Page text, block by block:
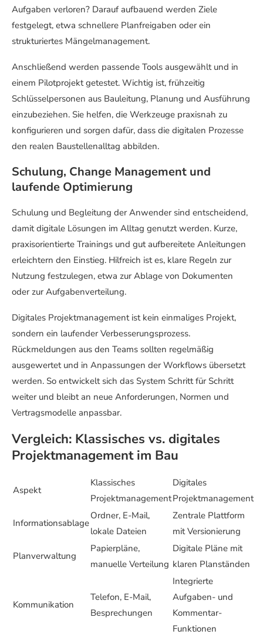
Aufgaben verloren? Darauf aufbauend werden Ziele
festgelegt, etwa schnellere Planfreigaben oder ein
strukturiertes Mängelmanagement.
Anschließend werden passende Tools ausgewählt und in
einem Pilotprojekt getestet. Wichtig ist, frühzeitig
Schlüsselpersonen aus Bauleitung, Planung und Ausführung
einzubeziehen. Sie helfen, die Werkzeuge praxisnah zu
konfigurieren und sorgen dafür, dass die digitalen Prozesse
den realen Baustellenalltag abbilden.
Schulung, Change Management und
laufende Optimierung
Schulung und Begleitung der Anwender sind entscheidend,
damit digitale Lösungen im Alltag genutzt werden. Kurze,
praxisorientierte Trainings und gut aufbereitete Anleitungen
erleichtern den Einstieg. Hilfreich ist es, klare Regeln zur
Nutzung festzulegen, etwa zur Ablage von Dokumenten
oder zur Aufgabenverteilung.
Digitales Projektmanagement ist kein einmaliges Projekt,
sondern ein laufender Verbesserungsprozess.
Rückmeldungen aus den Teams sollten regelmäßig
ausgewertet und in Anpassungen der Workflows übersetzt
werden. So entwickelt sich das System Schritt für Schritt
weiter und bleibt an neue Anforderungen, Normen und
Vertragsmodelle anpassbar.
Vergleich: Klassisches vs. digitales
Projektmanagement im Bau
Aspekt
Klassisches
Projektmanagement
Digitales
Projektmanagement
Informationsablage
Ordner, E-Mail,
lokale Dateien
Zentrale Plattform
mit Versionierung
Planverwaltung
Papierpläne,
manuelle Verteilung
Digitale Pläne mit
klaren Planständen
Kommunikation
Telefon, E-Mail,
Besprechungen
Integrierte
Aufgaben- und
Kommentar-
Funktionen